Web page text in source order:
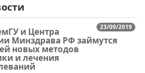
23/09/2019
и Центра
Минздрава РФ займутся
новых методов
и лечения